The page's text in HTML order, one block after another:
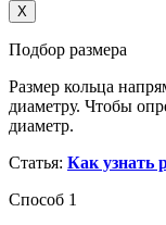
X
Подбор размера
Размер кольца
диаметру. Чтобы
диаметр.
Статья: Как узнать
Способ 1